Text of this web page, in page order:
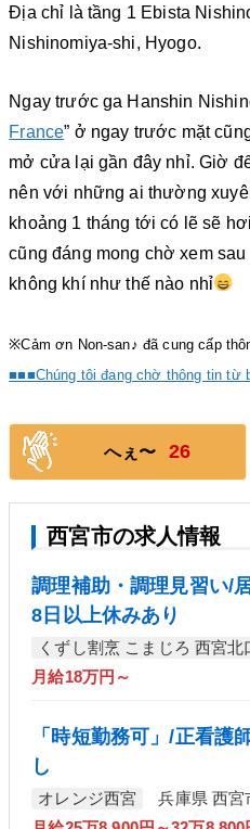
Địa chỉ là tầng 1 Ebista
Nishinomiya-shi, Hyogo.
Ngay trước ga Hanshin
France” ở ngay trước mặt
mở cửa lại gần đây nhỉ. Giờ
nên với những ai thường
khoảng 1 tháng tới có lẽ sẽ
cũng đáng mong chờ xem
không khí như thế nào nhỉ
※Cảm ơn Non-san♪ đã cung cấp
■■■Chúng tôi đang chờ thông tin từ
へぇ〜 26
西宮市の求人情報
調理補助・調理見習い/
8日以上休みあり
くずし割烹 こまじろ 西宮北
月給18万円～
「時短勤務可」/正看護
し
オレンジ西宮
兵庫県 西宮